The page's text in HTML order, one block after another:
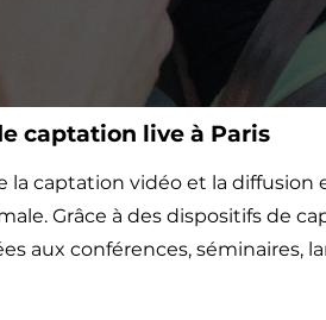
captation live à Paris
la captation vidéo et la
Grâce à des dispositifs de
aux conférences, séminaires,